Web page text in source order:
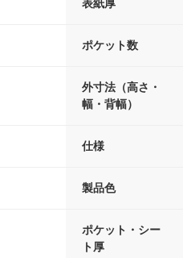
表紙厚
ポケット数
外寸法（高さ・
幅・背幅）
仕様
製品色
ポケット・シー
ト厚